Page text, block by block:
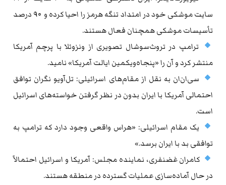
سایت موشکی خود در امتداد تنگه هرمز را احیا کرده و ۹۰ درصد
تأسیسات موشکی همچنان فعال هستند.
ترامپ در تروث‌سوشال تصویری از ونزوئلا با پرچم آمریکا
منتشر کرد و آن را «پنجاه‌ویکمین ایالت آمریکا» نامید.
سی‌ان‌ان به نقل از مقام‌های اسرائیلی: تل‌آویو نگران توافق
احتمالی آمریکا با ایران بدون در نظر گرفتن خواسته‌های اسرائیل
است.
یک مقام اسرائیلی: «هراس واقعی وجود دارد که ترامپ به
توافقی بد با ایران برسد.»
کامران غضنفری، نماینده مجلس: آمریکا و اسرائیل احتمالاً
در حال آماده‌سازی عملیات گسترده در منطقه هستند.